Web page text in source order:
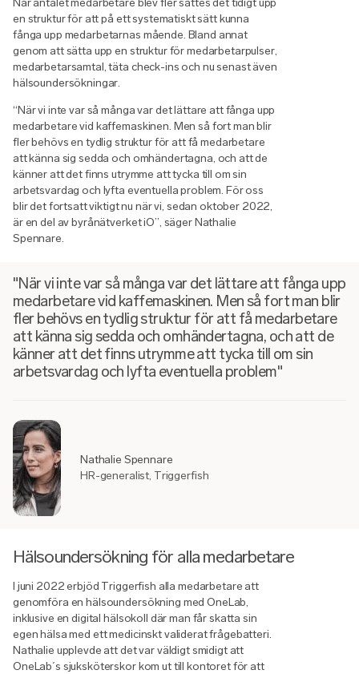
en struktur för att på ett systematiskt sätt kunna
fånga upp medarbetarnas mående. Bland annat
genom att sätta upp en struktur för medarbetarpulser,
medarbetarsamtal, täta check-ins och nu senast även
hälsoundersökningar.
“När vi inte var så många var det lättare att fånga upp
medarbetare vid kaffemaskinen. Men så fort man blir
fler behövs en tydlig struktur för att få medarbetare
att känna sig sedda och omhändertagna, och att de
känner att det finns utrymme att tycka till om sin
arbetsvardag och lyfta eventuella problem. För oss
blir det fortsatt viktigt nu när vi, sedan oktober 2022,
är en del av byrånätverket iO”, säger Nathalie
Spennare.
"När vi inte var så många var det lättare att fånga upp
medarbetare vid kaffemaskinen. Men så fort man blir
fler behövs en tydlig struktur för att få medarbetare
att känna sig sedda och omhändertagna, och att de
känner att det finns utrymme att tycka till om sin
arbetsvardag och lyfta eventuella problem"
Nathalie Spennare
HR-generalist, Triggerfish
Hälsoundersökning för alla medarbetare
I juni 2022 erbjöd Triggerfish alla medarbetare att
genomföra en hälsoundersökning med OneLab,
inklusive en digital hälsokoll där man får skatta sin
egen hälsa med ett medicinskt validerat frågebatteri.
Nathalie upplevde att det var väldigt smidigt att
OneLab´s sjuksköterskor kom ut till kontoret för att